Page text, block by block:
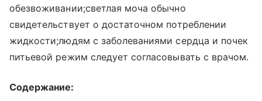
обезвоживании;светлая моча обычно
свидетельствует о достаточном потреблении
жидкости;людям с заболеваниями сердца и почек
питьевой режим следует согласовывать с врачом.
Содержание: